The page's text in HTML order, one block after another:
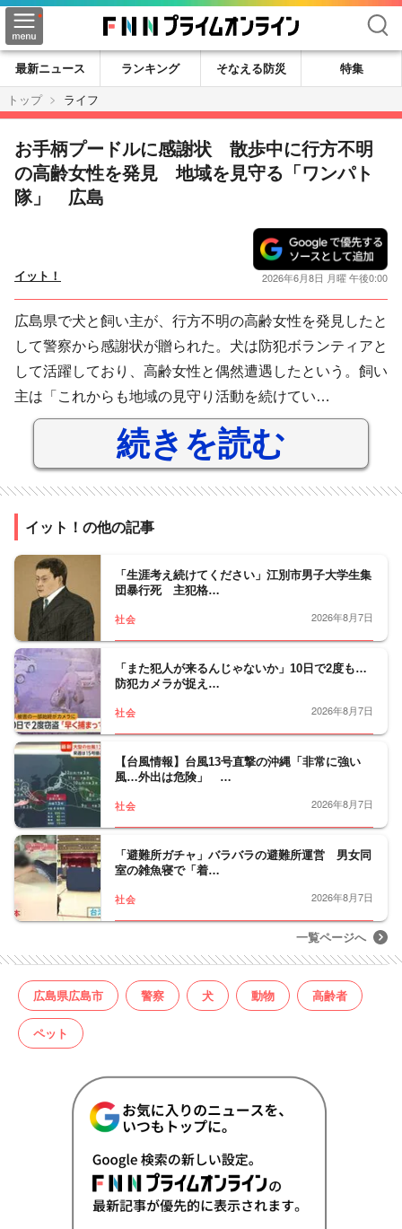
検索
最新ニュース ランキング そなえる防災
特集
トップ
ライフ
お手柄プードルに感謝状 散歩中に行方不明
の高齢女性を発見 地域を見守る「ワンパト
隊」 広島
イット！ 2026年6月8日 月曜 午後0:00
広島県で犬と飼い主が、行方不明の高齢女性を発見したと
して警察から感謝状が贈られた。犬は防犯ボランティアと
して活躍しており、高齢女性と偶然遭遇したという。飼い
主は「これからも地域の見守り活動を続けてい…
続きを読む
イット！の他の記事
「生涯考え続けてください」江別市男子大学生集
団暴行死 主犯格…
社会 2026年8月7日
「また犯人が来るんじゃないか」10日で2度も…
防犯カメラが捉え…
社会 2026年8月7日
【台風情報】台風13号直撃の沖縄「非常に強い
風…外出は危険」 …
社会 2026年8月7日
「避難所ガチャ」バラバラの避難所運営 男女同
室の雑魚寝で「着…
社会 2026年8月7日
一覧ページへ
広島県広島市 警察 犬 動物 高齢者
ペット